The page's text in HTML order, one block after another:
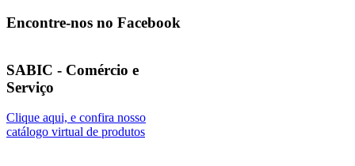
Encontre-nos no Facebook
SABIC - Comércio e
Serviço
Clique aqui, e confira nosso
catálogo virtual de produtos